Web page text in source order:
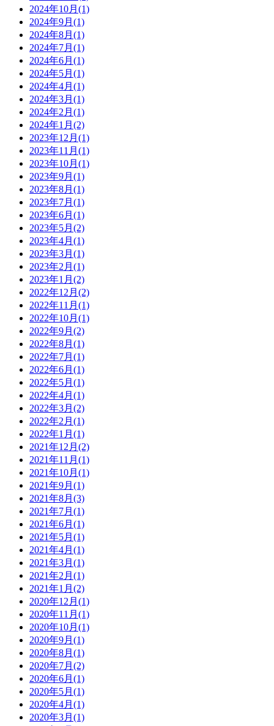
2024年10月(1)
2024年9月(1)
2024年8月(1)
2024年7月(1)
2024年6月(1)
2024年5月(1)
2024年4月(1)
2024年3月(1)
2024年2月(1)
2024年1月(2)
2023年12月(1)
2023年11月(1)
2023年10月(1)
2023年9月(1)
2023年8月(1)
2023年7月(1)
2023年6月(1)
2023年5月(2)
2023年4月(1)
2023年3月(1)
2023年2月(1)
2023年1月(2)
2022年12月(2)
2022年11月(1)
2022年10月(1)
2022年9月(2)
2022年8月(1)
2022年7月(1)
2022年6月(1)
2022年5月(1)
2022年4月(1)
2022年3月(2)
2022年2月(1)
2022年1月(1)
2021年12月(2)
2021年11月(1)
2021年10月(1)
2021年9月(1)
2021年8月(3)
2021年7月(1)
2021年6月(1)
2021年5月(1)
2021年4月(1)
2021年3月(1)
2021年2月(1)
2021年1月(2)
2020年12月(1)
2020年11月(1)
2020年10月(1)
2020年9月(1)
2020年8月(1)
2020年7月(2)
2020年6月(1)
2020年5月(1)
2020年4月(1)
2020年3月(1)